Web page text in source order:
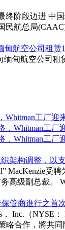
阶段迈进 中
民航总局
甸航空公司租
缅甸航空公司
工厂迎
织架构调整，以
MacKenzie受
高级副总裁。
保管商進行之首
Inc.（NYSE
略合作，將共